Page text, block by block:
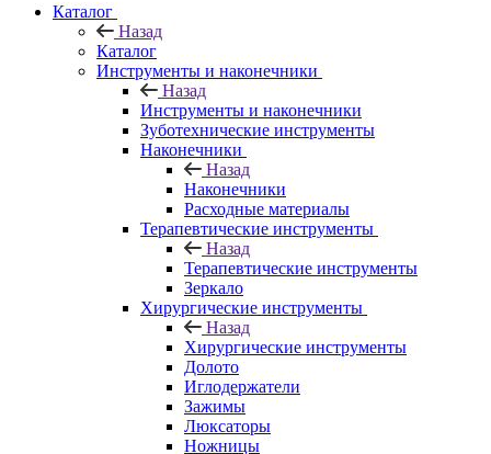
Каталог
Назад
Каталог
Инструменты и наконечники
Назад
Инструменты и наконечники
Зуботехнические инструменты
Наконечники
Назад
Наконечники
Расходные материалы
Терапевтические инструменты
Назад
Терапевтические инструменты
Зеркало
Хирургические инструменты
Назад
Хирургические инструменты
Долото
Иглодержатели
Зажимы
Люксаторы
Ножницы